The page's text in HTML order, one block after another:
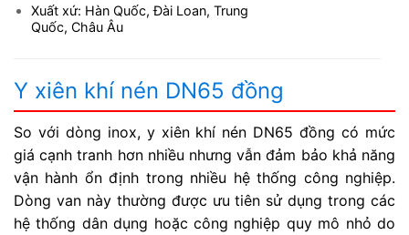
Xuất xứ: Hàn Quốc, Đài Loan, Trung
Quốc, Châu Âu
Y xiên khí nén DN65 đồng
So với dòng inox, y xiên khí nén DN65 đồng có mức
giá cạnh tranh hơn nhiều nhưng vẫn đảm bảo khả năng
vận hành ổn định trong nhiều hệ thống công nghiệp.
Dòng van này thường được ưu tiên sử dụng trong các
hệ thống dân dụng hoặc công nghiệp quy mô nhỏ do